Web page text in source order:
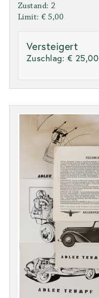
Zustand: 2
Limit: € 5,00
Versteigert
Zuschlag: € 25,00